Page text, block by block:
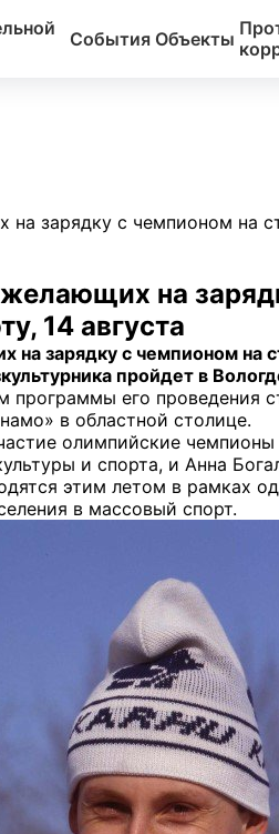
События Объекты
зарядку с чемпионом на
на
14 августа
зарядку с чемпионом на
пройдет в
программы его проведения
в областной столице.
олимпийские
и спорта, и Анна
этим летом в рамках
в массовый спорт.